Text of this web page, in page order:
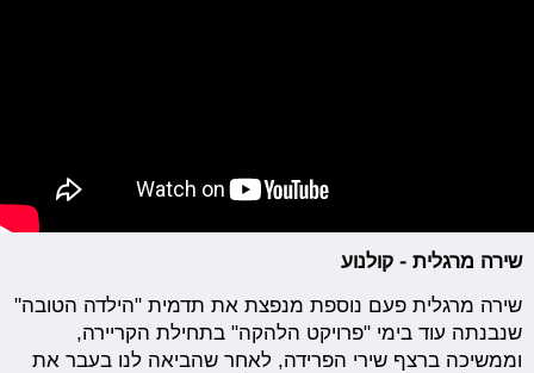
שירה מרגלית - קולנוע
שירה מרגלית פעם נוספת מנפצת את תדמית "הילדה הטובה"
שנבנתה עוד בימי "פרויקט הלהקה" בתחילת הקריירה,
וממשיכה ברצף שירי הפרידה, לאחר שהביאה לנו בעבר את